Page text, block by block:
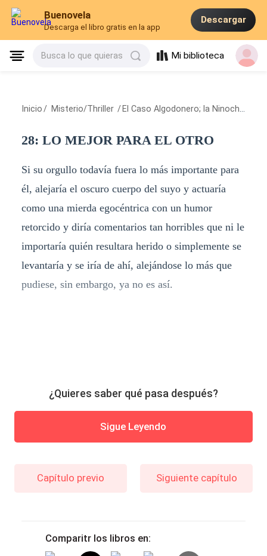
Buenovela
Descarga el libro gratis en la app
Descargar
Busca lo que quieras Mi biblioteca
Inicio / Misterio/Thriller / El Caso Algodonero; la Ninochka de David
28: LO MEJOR PARA EL OTRO
Si su orgullo todavía fuera lo más importante para
él, alejaría el oscuro cuerpo del suyo y actuaría
como una mierda egocéntrica con un humor
retorcido y diría comentarios tan horribles que ni le
importaría quién resultara herido o simplemente se
levantaría y se iría de ahí, alejándose lo más que
pudiese, sin embargo, ya no es así.
¿Quieres saber qué pasa después?
Sigue Leyendo
Capítulo previo Siguiente capítulo
Comparitr los libros en: